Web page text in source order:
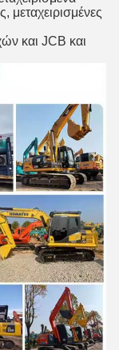
μεταχειρισμένες
και JCB και